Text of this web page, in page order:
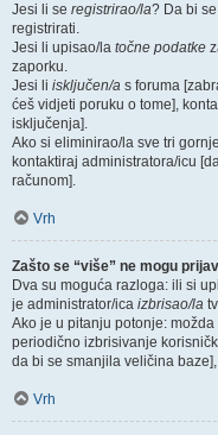
Jesi li se registrirao/la? Da bi
registrirati.
Jesi li upisao/la točne podatke
zaporku.
Jesi li isključen/a s foruma
ćeš vidjeti poruku o tome],
isključenja].
Ako si eliminirao/la sve tri
kontaktiraj administratora/icu
računom].
Vrh
Zašto se “više” ne mogu
Dva su moguća razloga: ili si
je administrator/ica izbrisao/la
Ako je u pitanju potonje:
periodično izbrisivanje
da bi se smanjila veličina
Vrh